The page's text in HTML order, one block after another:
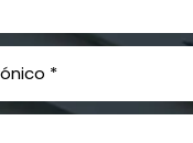
¿Qué es el mesotelioma?